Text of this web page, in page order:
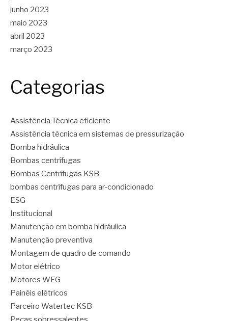
junho 2023
maio 2023
abril 2023
março 2023
Categorias
Assistência Técnica eficiente
Assistência técnica em sistemas de pressurização
Bomba hidráulica
Bombas centrífugas
Bombas Centrífugas KSB
bombas centrífugas para ar-condicionado
ESG
Institucional
Manutenção em bomba hidráulica
Manutenção preventiva
Montagem de quadro de comando
Motor elétrico
Motores WEG
Painéis elétricos
Parceiro Watertec KSB